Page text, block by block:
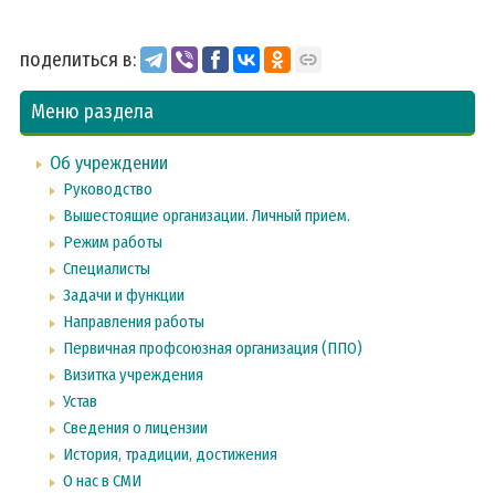
поделиться в:
Меню раздела
Об учреждении
Руководство
Вышестоящие организации. Личный прием.
Режим работы
Специалисты
Задачи и функции
Направления работы
Первичная профсоюзная организация (ППО)
Визитка учреждения
Устав
Сведения о лицензии
История, традиции, достижения
О нас в СМИ